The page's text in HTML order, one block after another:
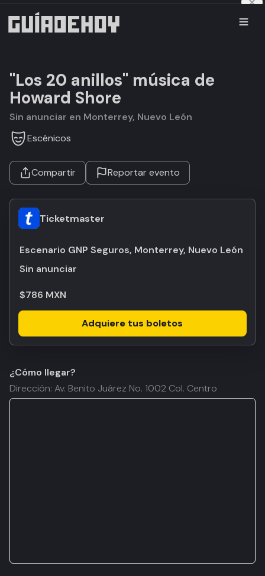
"Los 20 anillos" música de
Howard Shore
Sin anunciar en Monterrey, Nuevo León
Escénicos
Compartir Reportar evento
Ticketmaster
Escenario GNP Seguros, Monterrey, Nuevo León
Sin anunciar
$786 MXN
Adquiere tus boletos
¿Cómo llegar?
Dirección: Av. Benito Juárez No. 1002 Col. Centro